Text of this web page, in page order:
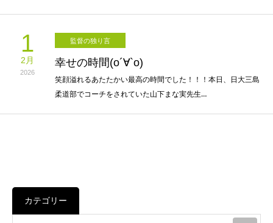
1
2月
2026
監督の独り言
幸せの時間(о´∀`о)
笑顔溢れるあたたかい最高の時間でした！！！本日、日大三島
柔道部でコーチをされていた山下まな実先生…
カテゴリー